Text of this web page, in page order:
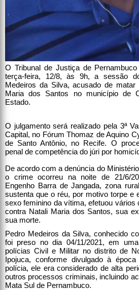
O Tribunal de Justiça de
terça-feira, 12/8, às 9h, a sessão
Medeiros da Silva, acusado de matar
Maria dos Santos no município de
Estado.
O julgamento será realizado pela 3ª
Capital, no Fórum Thomaz de Aquino
de Santo Antônio, no Recife. O
penal de competência do júri por
De acordo com a denúncia do
o crime ocorreu na noite de 21/6/
Engenho Barra de Jangada, zona
sustenta que o réu, por motivo torpe e
sexo feminino da vítima, efetuou vários
contra Natali Maria dos Santos, sua
sua morte.
Pedro Medeiros da Silva, conhecido
foi preso no dia 04/11/2021, em
polícias Civil e Militar no distrito de
Ipojuca, conforme divulgado à
polícia, ele era considerado de alta
outros processos criminais, incluindo
Mata Sul de Pernambuco.